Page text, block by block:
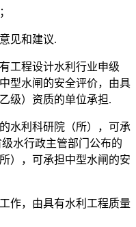
见和建议.
工程设计水利行业申级
型水闸的安全评价，由具
级）资质的单位承担.
水利科研院（所），可承
水行政主管部门公布的
），可承担中型水闸的安
作，由具有水利工程质量